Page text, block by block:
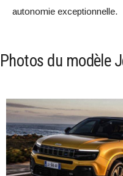
autonomie exceptionnelle.
Photos du modèle